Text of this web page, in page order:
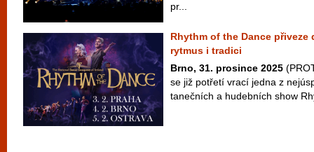
pr...
Rhythm of the Dance přiveze
rytmus i tradici
Brno, 31. prosince 2025
se již potřetí vrací jedna z
tanečních a hudebních show